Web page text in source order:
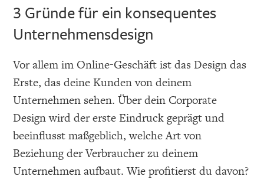
3 Gründe für ein konsequentes
Unternehmensdesign
Vor allem im Online-Geschäft ist das Design das
Erste, das deine Kunden von deinem
Unternehmen sehen. Über dein Corporate
Design wird der erste Eindruck geprägt und
beeinflusst maßgeblich, welche Art von
Beziehung der Verbraucher zu deinem
Unternehmen aufbaut. Wie profitierst du davon?